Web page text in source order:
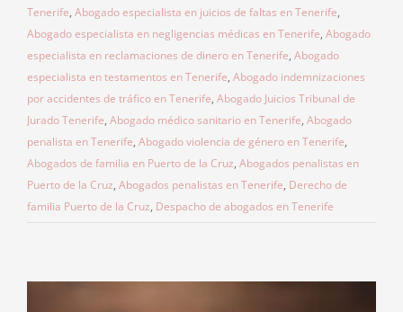
Tenerife, Abogado especialista en juicios de faltas en Tenerife,
Abogado especialista en negligencias médicas en Tenerife, Abogado
especialista en reclamaciones de dinero en Tenerife, Abogado
especialista en testamentos en Tenerife, Abogado indemnizaciones
por accidentes de tráfico en Tenerife, Abogado Juicios Tribunal de
Jurado Tenerife, Abogado médico sanitario en Tenerife, Abogado
penalista en Tenerife, Abogado violencia de género en Tenerife,
Abogados de familia en Puerto de la Cruz, Abogados penalistas en
Puerto de la Cruz, Abogados penalistas en Tenerife, Derecho de
familia Puerto de la Cruz, Despacho de abogados en Tenerife